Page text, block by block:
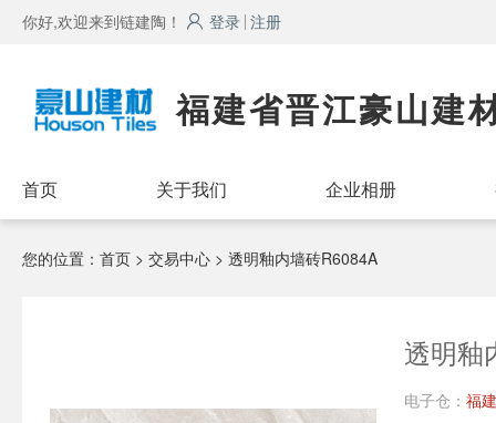
你好,欢迎来到链建陶！ 登录 注册
福建省晋江豪山建
首页 关于我们 企业相册
您的位置： 首页 > 交易中心 > 透明釉内墙砖R6084A
透明釉
电子仓： 福